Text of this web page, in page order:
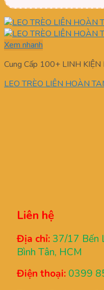
Xem nhanh
Cung Cấp 100+ LINH
LEO TRÈO LIÊN HOÀN
Liên hệ
Địa chỉ: 37/17 Bến
Bình Tân, HCM
Điện thoại: 0399